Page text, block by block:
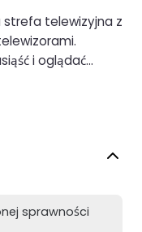
strefa telewizyjna z
i oglądać
sprawności